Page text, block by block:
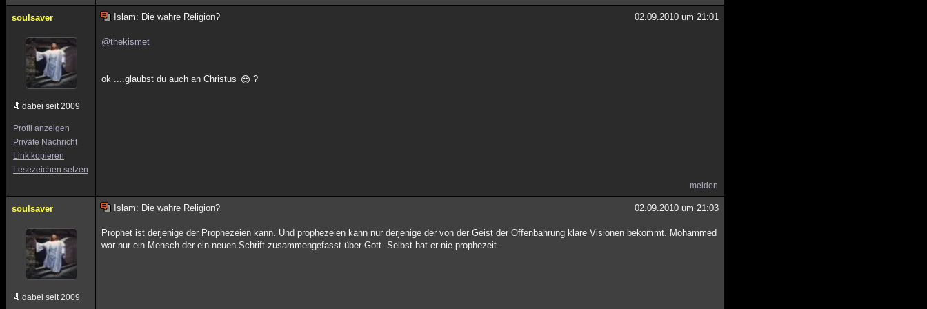
soulsaver
dabei seit 2009
Profil anzeigen
Private Nachricht
Link kopieren
Lesezeichen setzen
Islam: Die wahre Religion? 02.09.2010 um 21:01
@thekismet
ok ....glaubst du auch an Christus ?
melden
soulsaver
dabei seit 2009
Islam: Die wahre Religion? 02.09.2010 um 21:03
Prophet ist derjenige der Prophezeien kann. Und prophezeien kann nur derjenige der von der Geist der Offenbahrung klare Visionen bekommt. Mohammed
war nur ein Mensch der ein neuen Schrift zusammengefasst über Gott. Selbst hat er nie prophezeit.